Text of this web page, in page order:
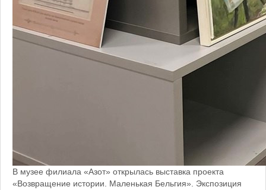
В музее филиала «Азот» открылась выставка проекта
«Возвращение истории. Маленькая Бельгия». Экспозиция